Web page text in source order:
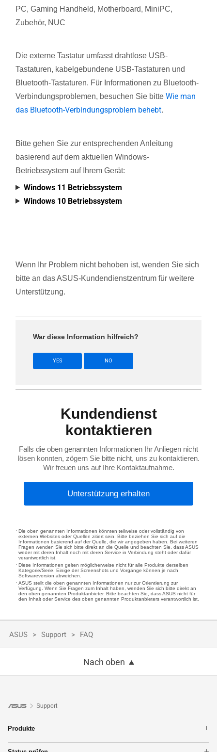
PC, Gaming Handheld, Motherboard, MiniPC,
Zubehör, NUC
Die externe Tastatur umfasst drahtlose USB-
Tastaturen, kabelgebundene USB-Tastaturen und
Bluetooth-Tastaturen. Für Informationen zu Bluetooth-
Verbindungsproblemen, besuchen Sie bitte Wie man
das Bluetooth-Verbindungsproblem behebt.
Bitte gehen Sie zur entsprechenden Anleitung
basierend auf dem aktuellen Windows-
Betriebssystem auf Ihrem Gerät:
Windows 11 Betriebssystem
Windows 10 Betriebssystem
Wenn Ihr Problem nicht behoben ist, wenden Sie sich
bitte an das ASUS-Kundendienstzentrum für weitere
Unterstützung.
War diese Information hilfreich?
YES NO
Kundendienst
kontaktieren
Falls die oben genannten Informationen Ihr Anliegen nicht
lösen konnten, zögern Sie bitte nicht, uns zu kontaktieren.
Wir freuen uns auf Ihre Kontaktaufnahme.
Unterstützung erhalten
Die oben genannten Informationen könnten teilweise oder vollständig von
externen Websites oder Quellen zitiert sein. Bitte beziehen Sie sich auf die
Informationen basierend auf der Quelle, die wir angegeben haben. Bei weiteren
Fragen wenden Sie sich bitte direkt an die Quelle und beachten Sie, dass ASUS
weder mit deren Inhalt noch mit deren Service in Verbindung steht oder dafür
verantwortlich ist.
Diese Informationen gelten möglicherweise nicht für alle Produkte derselben
Kategorie/Serie. Einige der Screenshots und Vorgänge können je nach
Softwareversion abweichen.
ASUS stellt die oben genannten Informationen nur zur Orientierung zur
Verfügung. Wenn Sie Fragen zum Inhalt haben, wenden Sie sich bitte direkt an
den oben genannten Produktanbieter. Bitte beachten Sie, dass ASUS nicht für
den Inhalt oder Service des oben genannten Produktanbieters verantwortlich ist.
ASUS Support FAQ
Nach oben
Support
Produkte